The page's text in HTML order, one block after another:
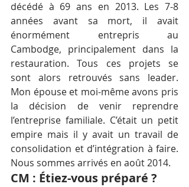
décédé à 69 ans en 2013. Les 7-8
années avant sa mort, il avait
énormément entrepris au
Cambodge, principalement dans la
restauration. Tous ces projets se
sont alors retrouvés sans leader.
Mon épouse et moi-même avons pris
la décision de venir reprendre
l’entreprise familiale. C’était un petit
empire mais il y avait un travail de
consolidation et d’intégration à faire.
Nous sommes arrivés en août 2014.
CM : Étiez-vous préparé ?